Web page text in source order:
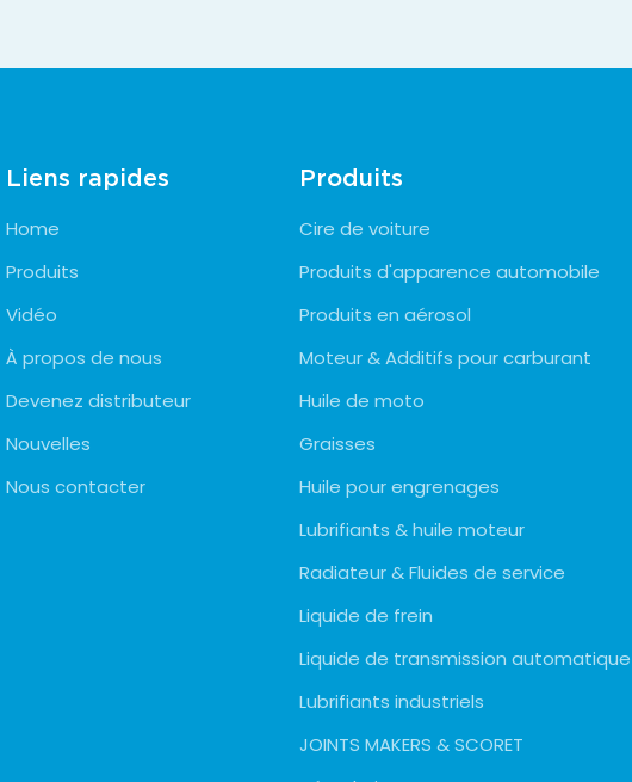
Liens rapides
Home
Produits
Vidéo
À propos de nous
Devenez distributeur
Nouvelles
Nous contacter
Produits
Cire de voiture
Produits d'apparence automobile
Produits en aérosol
Moteur & Additifs pour carburant
Huile de moto
Graisses
Huile pour engrenages
Lubrifiants & huile moteur
Radiateur & Fluides de service
Liquide de frein
Liquide de transmission automatique
Lubrifiants industriels
JOINTS MAKERS & SCORET